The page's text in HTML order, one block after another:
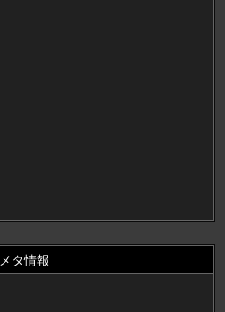
メタ情報